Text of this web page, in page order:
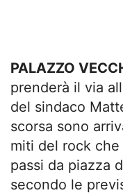
PALAZZO
prenderà il via
del sindaco
scorsa sono
miti del rock
passi da piazza
secondo le